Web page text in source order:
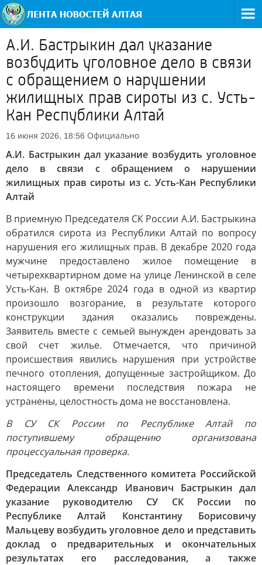
А.И. Бастрыкин дал указание
возбудить уголовное дело в связи
с обращением о нарушении
жилищных прав сироты из с. Усть-
Кан Республики Алтай
16 июня 2026, 18:56 Официально
А.И. Бастрыкин дал указание возбудить уголовное
дело в связи с обращением о нарушении
жилищных прав сироты из с. Усть-Кан Республики
Алтай
В приемную Председателя СК России А.И. Бастрыкина
обратился сирота из Республики Алтай по вопросу
нарушения его жилищных прав. В декабре 2020 года
мужчине предоставлено жилое помещение в
четырехквартирном доме на улице Ленинской в селе
Усть-Кан. В октябре 2024 года в одной из квартир
произошло возгорание, в результате которого
конструкции здания оказались повреждены.
Заявитель вместе с семьей вынужден арендовать за
свой счет жилье. Отмечается, что причиной
происшествия явились нарушения при устройстве
печного отопления, допущенные застройщиком. До
настоящего времени последствия пожара не
устранены, целостность дома не восстановлена.
В СУ СК России по Республике Алтай по
поступившему обращению организована
процессуальная проверка.
Председатель Следственного комитета Российской
Федерации Александр Иванович Бастрыкин дал
указание руководителю СУ СК России по
Республике Алтай Константину Борисовичу
Мальцеву возбудить уголовное дело и представить
доклад о предварительных и окончательных
результатах его расследования, а также